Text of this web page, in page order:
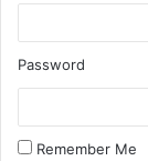
Password
Remember Me